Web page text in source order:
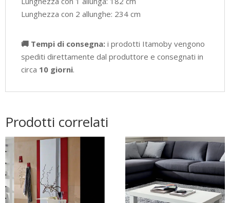
Lunghezza con 2 allunghe: 234 cm
🚚 Tempi di consegna: i prodotti Itamoby vengono
spediti direttamente dal produttore e consegnati in
circa 10 giorni.
Prodotti correlati